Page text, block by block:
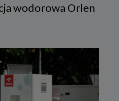
wodorowa Orlen